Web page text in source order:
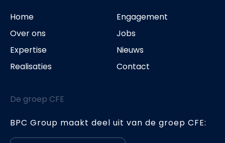
Home
Over ons
Expertise
Realisaties
Engagement
Jobs
Nieuws
Contact
De groep CFE
BPC Group maakt deel uit van de groep CFE: